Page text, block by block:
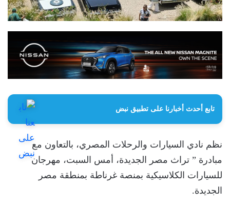
تابع أحدث أخبارنا على تطبيق نبض
نظم نادي السيارات والرحلات المصري، بالتعاون مع
مبادرة ” تراث مصر الجديدة، أمس السبت، مهرجان
للسيارات الكلاسيكية بمنصة غرناطة بمنطقة مصر
الجديدة.